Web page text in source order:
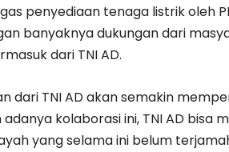
penyediaan tenaga listrik oleh
banyaknya dukungan dari
dari TNI AD.
dari TNI AD akan semakin
kolaborasi ini, TNI AD bisa
yang selama ini belum